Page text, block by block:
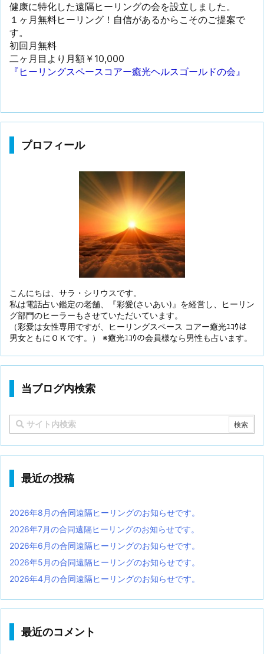
健康に特化した遠隔ヒーリングの会を設立しました。
１ヶ月無料ヒーリング！自信があるからこそのご提案で
す。
初回月無料
二ヶ月目より月額￥10,000
『ヒーリングスペースコアー癒光ヘルスゴールドの会』
プロフィール
こんにちは、サラ・シリウスです。
私は電話占い鑑定の老舗、『彩愛(さいあい)』を経営し、ヒーリン
グ部門のヒーラーもさせていただいています。
（彩愛は女性専用ですが、ヒーリングスペース コアー癒光ﾕｺｳは
男女ともにＯＫです。） ※癒光ﾕｺｳの会員様なら男性も占います。
当ブログ内検索
最近の投稿
2026年8月の合同遠隔ヒーリングのお知らせです。
2026年7月の合同遠隔ヒーリングのお知らせです。
2026年6月の合同遠隔ヒーリングのお知らせです。
2026年5月の合同遠隔ヒーリングのお知らせです。
2026年4月の合同遠隔ヒーリングのお知らせです。
最近のコメント